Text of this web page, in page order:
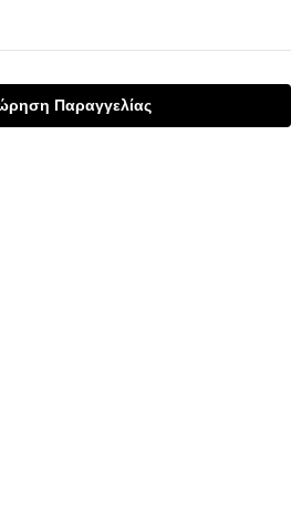
Παραγγελίας